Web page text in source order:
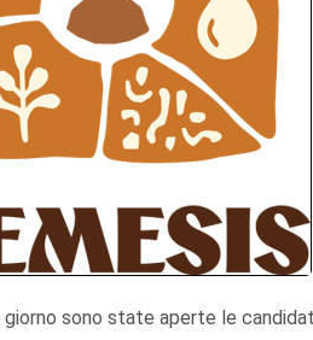
giorno sono state aperte le